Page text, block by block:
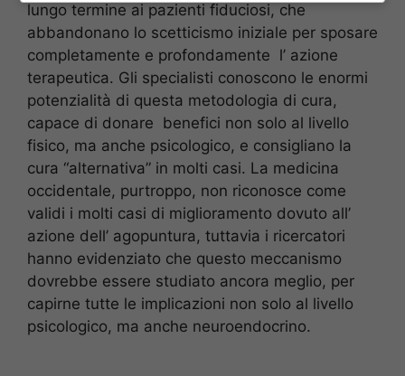
lungo termine ai pazienti fiduciosi, che
abbandonano lo scetticismo iniziale per sposare
completamente e profondamente l’ azione
terapeutica. Gli specialisti conoscono le enormi
potenzialità di questa metodologia di cura,
capace di donare benefici non solo al livello
fisico, ma anche psicologico, e consigliano la
cura “alternativa” in molti casi. La medicina
occidentale, purtroppo, non riconosce come
validi i molti casi di miglioramento dovuto all’
azione dell’ agopuntura, tuttavia i ricercatori
hanno evidenziato che questo meccanismo
dovrebbe essere studiato ancora meglio, per
capirne tutte le implicazioni non solo al livello
psicologico, ma anche neuroendocrino.